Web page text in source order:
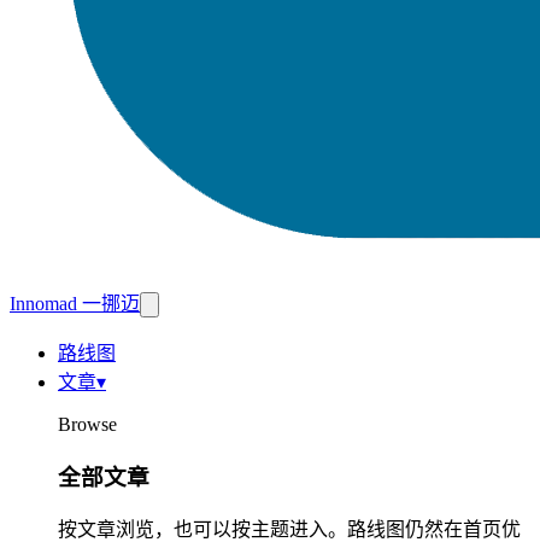
Innomad 一挪迈
路线图
文章▾
Browse
全部文章
按文章浏览，也可以按主题进入。路线图仍然在首页优